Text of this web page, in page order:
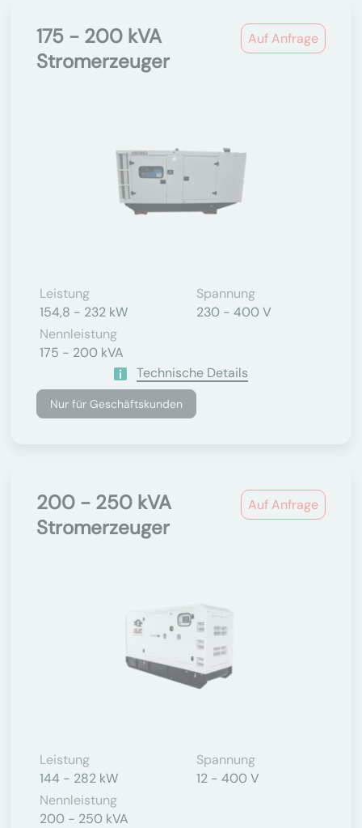
Auf Anfrage
175 - 200 kVA
Stromerzeuger
Leistung
154,8 - 232 kW
Spannung
230 - 400 V
Nennleistung
175 - 200 kVA
Technische Details
Nur für Geschäftskunden
Auf Anfrage
200 - 250 kVA
Stromerzeuger
Leistung
144 - 282 kW
Spannung
12 - 400 V
Nennleistung
200 - 250 kVA